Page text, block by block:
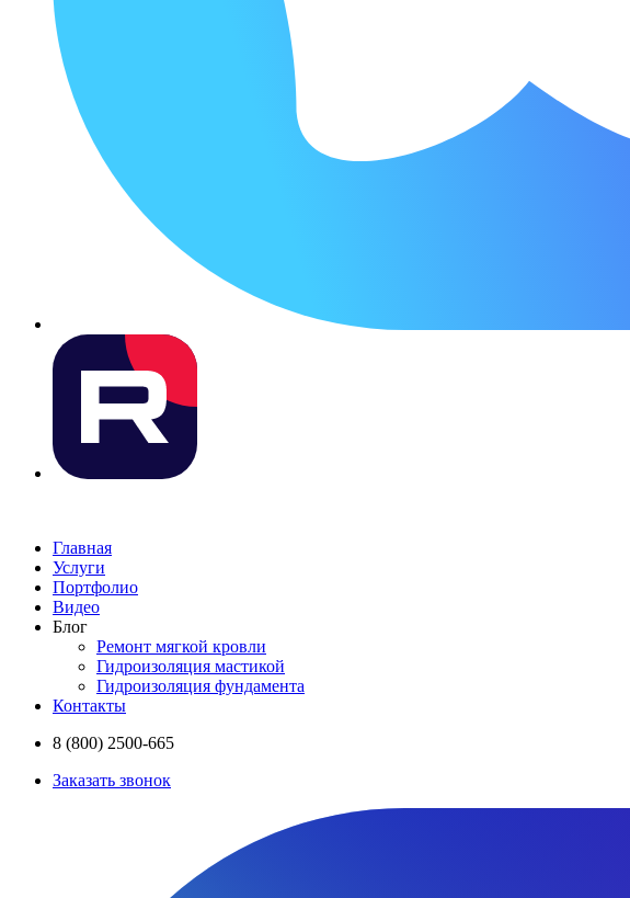
Главная
Услуги
Портфолио
Видео
Блог
Ремонт мягкой кровли
Гидроизоляция мастикой
Гидроизоляция фундамента
Контакты
8 (800) 2500-665
Заказать звонок